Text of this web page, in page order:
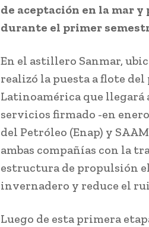
de aceptación en la mar
durante el primer
En el astillero Sanmar,
realizó la puesta a flote
Latinoamérica que llegará
servicios firmado -en
del Petróleo (Enap) y
ambas compañías con la
estructura de propulsión
invernadero y reduce el
Luego de esta primera